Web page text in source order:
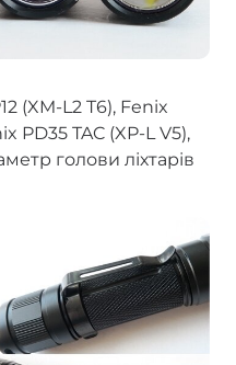
(XM-L2 T6), Fenix
PD35 TAC (XP-L V5),
голови ліхтарів